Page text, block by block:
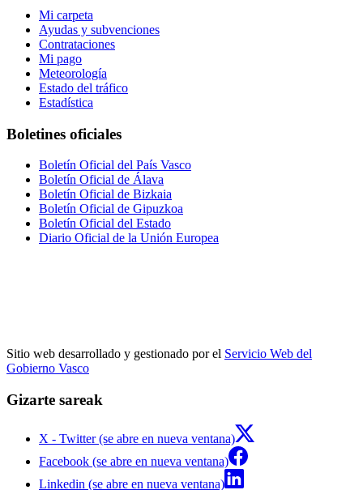
Mi carpeta
Ayudas y subvenciones
Contrataciones
Mi pago
Meteorología
Estado del tráfico
Estadística
Boletines oficiales
Boletín Oficial del País Vasco
Boletín Oficial de Álava
Boletín Oficial de Bizkaia
Boletín Oficial de Gipuzkoa
Boletín Oficial del Estado
Diario Oficial de la Unión Europea
Sitio web desarrollado y gestionado por el Servicio Web del
Gobierno Vasco
Gizarte sareak
X - Twitter (se abre en nueva ventana)
Facebook (se abre en nueva ventana)
Linkedin (se abre en nueva ventana)